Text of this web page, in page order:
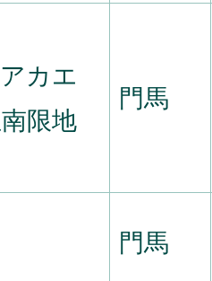
カエ
限地
門馬
門馬